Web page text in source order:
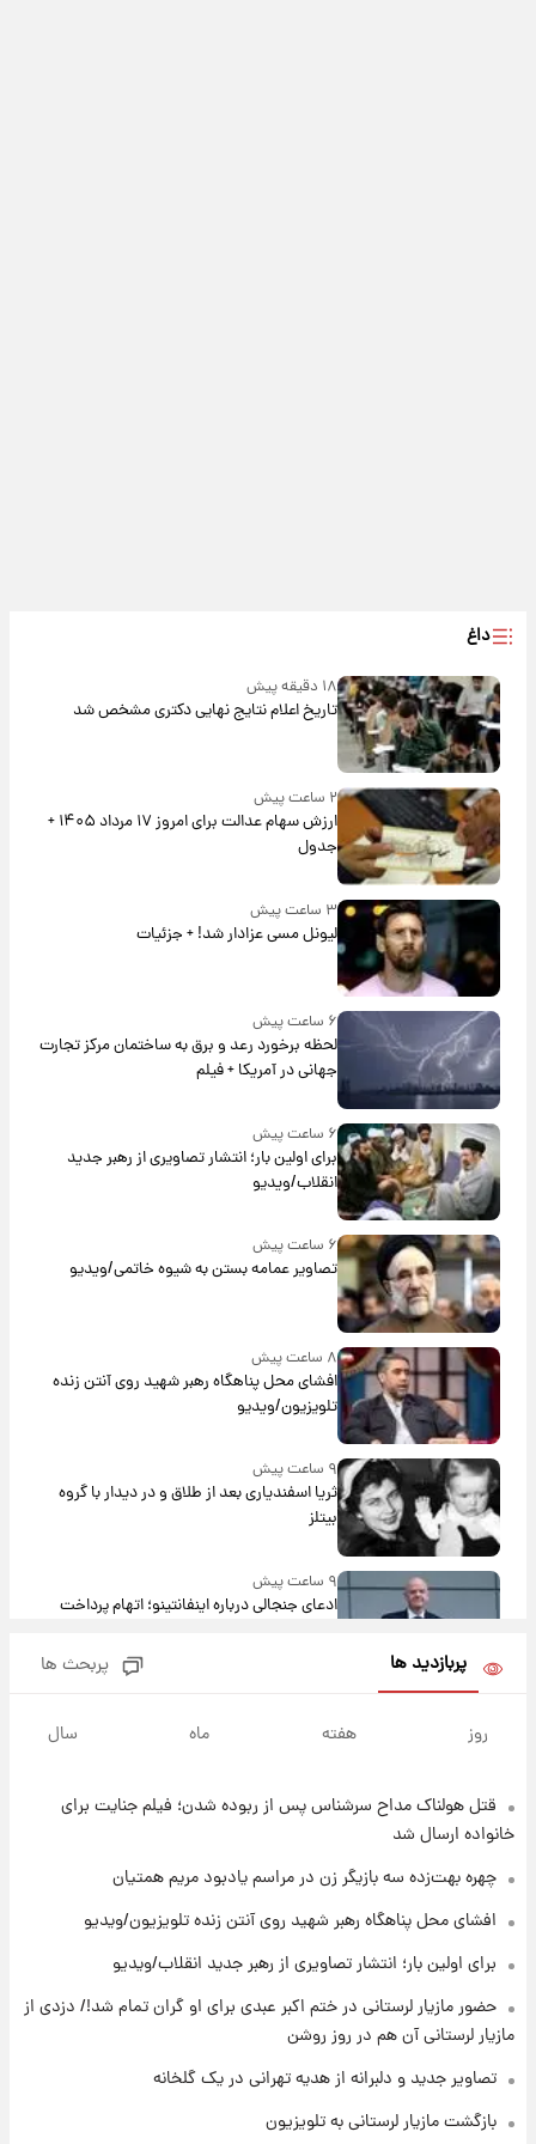
داغ
۱۸ دقیقه پیش
تاریخ اعلام نتایج نهایی دکتری مشخص شد
۲ ساعت پیش
ارزش سهام عدالت برای امروز ۱۷ مرداد ۱۴۰۵ +
جدول
۳ ساعت پیش
لیونل مسی عزادار شد! + جزئیات
۶ ساعت پیش
لحظه برخورد رعد و برق به ساختمان مرکز تجارت
جهانی در آمریکا + فیلم
۶ ساعت پیش
برای اولین بار؛ انتشار تصاویری از رهبر جدید
انقلاب/ویدیو
۶ ساعت پیش
تصاویر عمامه بستن به شیوه خاتمی/ویدیو
۸ ساعت پیش
افشای محل پناهگاه‌ رهبر شهید روی آنتن زنده
تلویزیون/ویدیو
۹ ساعت پیش
ثریا اسفندیاری بعد از طلاق و در دیدار با گروه
بیتلز
۹ ساعت پیش
ادعای جنجالی درباره اینفانتینو؛ اتهام پرداخت
آلزایمر و زوال عقل افزایش می‌یابد؟
۱۰ ساعت پیش
۱۰ ساعت پیش
مرداد ۱۴۰۵ +جدول
۱۰ ساعت پیش
با قدرتمندترین و بادوام ترین تانک جهان آشنا
شوید+ فیلم
پربازدید ها پربحث ها
روز هفته ماه سال
قتل هولناک مداح سرشناس پس از ربوده شدن؛ فیلم جنایت برای
خانواده ارسال شد
چهره بهت‌زده سه بازیگر زن در مراسم یادبود مریم همتیان
افشای محل پناهگاه‌ رهبر شهید روی آنتن زنده تلویزیون/ویدیو
برای اولین بار؛ انتشار تصاویری از رهبر جدید انقلاب/ویدیو
حضور مازیار لرستانی در ختم اکبر عبدی برای او گران تمام شد!/ دزدی از
مازیار لرستانی آن هم در روز روشن
تصاویر جدید و دلبرانه از هدیه تهرانی در یک گلخانه
بازگشت مازیار لرستانی به تلویزیون